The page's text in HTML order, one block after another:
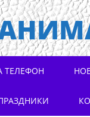
ТЕЛЕФОН